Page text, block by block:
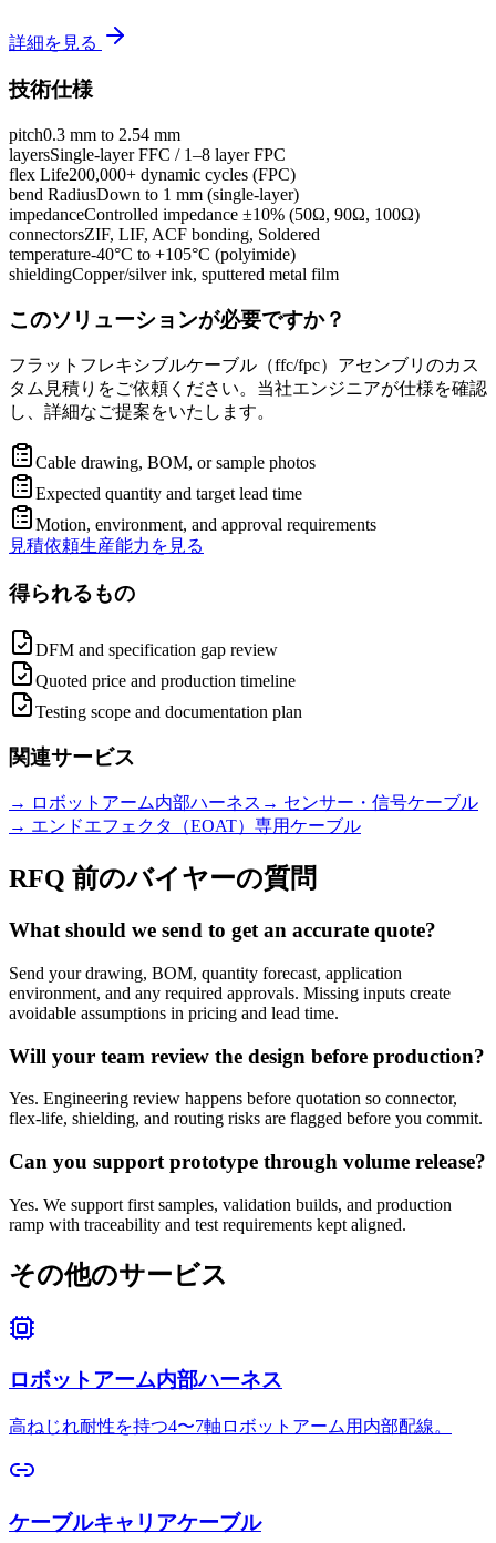
詳細を見る
技術仕様
pitch0.3 mm to 2.54 mm
layersSingle-layer FFC / 1–8 layer FPC
flex Life200,000+ dynamic cycles (FPC)
bend RadiusDown to 1 mm (single-layer)
impedanceControlled impedance ±10% (50Ω, 90Ω, 100Ω)
connectorsZIF, LIF, ACF bonding, Soldered
temperature-40°C to +105°C (polyimide)
shieldingCopper/silver ink, sputtered metal film
このソリューションが必要ですか？
フラットフレキシブルケーブル（ffc/fpc）アセンブリのカス
タム見積りをご依頼ください。当社エンジニアが仕様を確認
し、詳細なご提案をいたします。
Cable drawing, BOM, or sample photos
Expected quantity and target lead time
Motion, environment, and approval requirements
見積依頼生産能力を見る
得られるもの
DFM and specification gap review
Quoted price and production timeline
Testing scope and documentation plan
関連サービス
→ ロボットアーム内部ハーネス → センサー・信号ケーブル
→ エンドエフェクタ（EOAT）専用ケーブル
RFQ 前のバイヤーの質問
What should we send to get an accurate quote?
Send your drawing, BOM, quantity forecast, application
environment, and any required approvals. Missing inputs create
avoidable assumptions in pricing and lead time.
Will your team review the design before production?
Yes. Engineering review happens before quotation so connector,
flex-life, shielding, and routing risks are flagged before you commit.
Can you support prototype through volume release?
Yes. We support first samples, validation builds, and production
ramp with traceability and test requirements kept aligned.
その他のサービス
ロボットアーム内部ハーネス
高ねじれ耐性を持つ4〜7軸ロボットアーム用内部配線。
ケーブルキャリアケーブル